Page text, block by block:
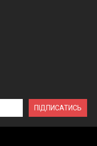
ПІДПИСАТИСЬ